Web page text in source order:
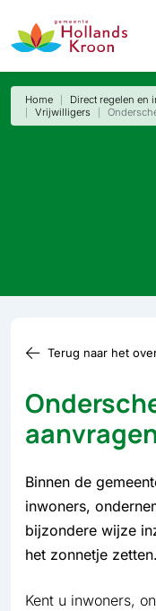
Home Direct regelen en
Vrijwilligers
Terug naar het
Binnen de
inwoners,
bijzondere wijze
het zonnetje zetten.
Kent u inwoners,